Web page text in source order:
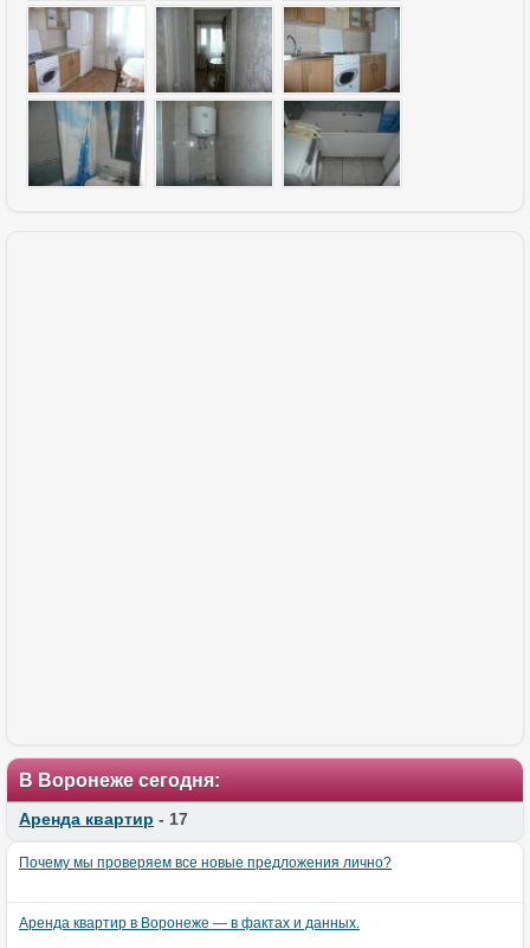
В Воронеже сегодня:
Аренда квартир - 17
Почему мы проверяем все новые предложения лично?
Аренда квартир в Воронеже — в фактах и данных.